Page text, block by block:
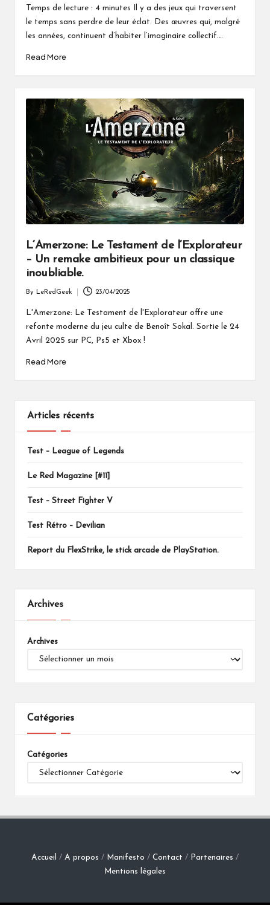
byTemps de lecture : 4 minutes Il y a des jeux qui traversent
le temps sans perdre de leur éclat. Des œuvres qui, malgré
les années, continuent d’habiter l’imaginaire collectif.…
Read More
L’Amerzone: Le Testament de l’Explorateur
– Un remake ambitieux pour un classique
inoubliable.
Posted
by
By LeRedGeek 23/04/2025
L'Amerzone: Le Testament de l'Explorateur offre une
refonte moderne du jeu culte de Benoît Sokal. Sortie le 24
Avril 2025 sur PC, Ps5 et Xbox !
Read More
Articles récents
Test – League of Legends
Le Red Magazine [#11]
Test – Street Fighter V
Test Rétro – Devilian
Report du FlexStrike, le stick arcade de PlayStation.
Archives
Archives
Catégories
Catégories
Accueil / A propos / Manifesto / Contact / Partenaires /
Mentions légales